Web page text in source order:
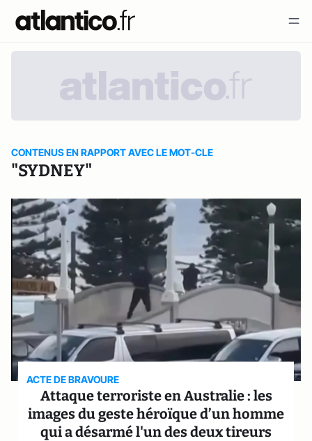
CONTENUS EN RAPPORT AVEC LE MOT-CLE
"SYDNEY"
ACTE DE BRAVOURE
Attaque terroriste en Australie : les
images du geste héroïque d’un homme
qui a désarmé l'un des deux tireurs